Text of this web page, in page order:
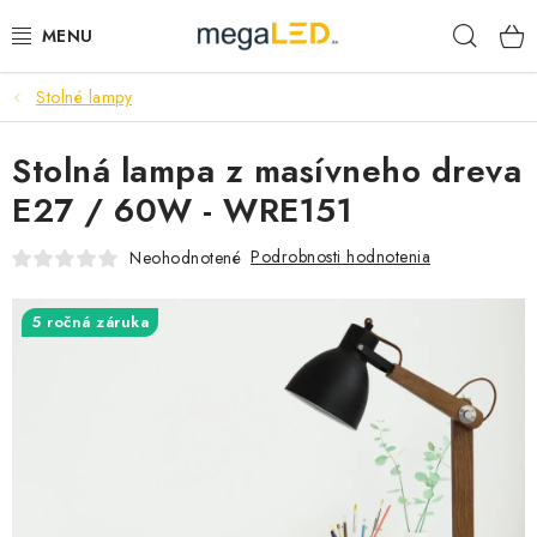
na
PRIEMYSEL
SVIETIDLÁ
ŽIAROVKY A TRUBICE
Stolné lampy
Stolná lampa z masívneho dreva
E27 / 60W - WRE151
Neohodnotené Podrobnosti hodnotenia
5 ročná záruka